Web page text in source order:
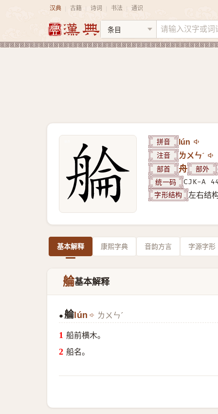
汉典 古籍 诗词 书法 通识
拼音 lún
注音 ㄌㄨㄣˊ
部首 舟 部外
统一码 CJK-A
字形结构 左右结
基本解释 康熙字典 音韵方言 字源字形
䑳基本解释
● 䑳 lún ㄌㄨㄣˊ
船前横木。
船名。